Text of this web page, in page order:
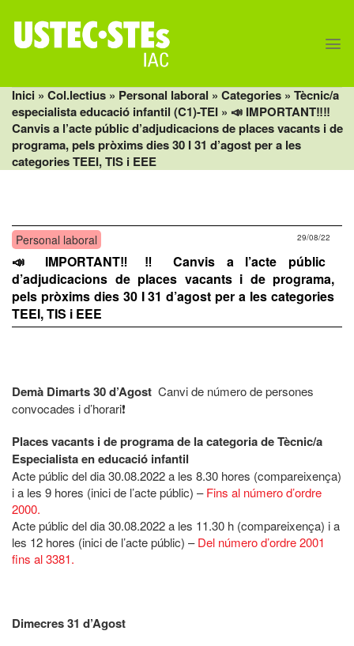
content
Inici » Col.lectius » Personal laboral » Categories » Tècnic/a
especialista educació infantil (C1)-TEI » 📣 IMPORTANT‼️‼️
Canvis a l’acte públic d’adjudicacions de places vacants i de
programa, pels pròxims dies 30 I 31 d’agost per a les
categories TEEI, TIS i EEE
Personal laboral 29/08/22
📣 IMPORTANT‼️‼️ Canvis a l’acte públic
d’adjudicacions de places vacants i de programa,
pels pròxims dies 30 I 31 d’agost per a les categories
TEEI, TIS i EEE
Demà Dimarts 30 d’Agost Canvi de número de persones
convocades i d’horari❗
Places vacants i de programa de la categoria de Tècnic/a
Especialista en educació infantil
Acte públic del dia 30.08.2022 a les 8.30 hores (compareixença)
i a les 9 hores (inici de l’acte públic) –Fins al número d’ordre
2000.
Acte públic del dia 30.08.2022 a les 11.30 h (compareixença) i a
les 12 hores (inici de l’acte públic) –Del número d’ordre 2001
fins al 3381.
Dimecres 31 d’Agost